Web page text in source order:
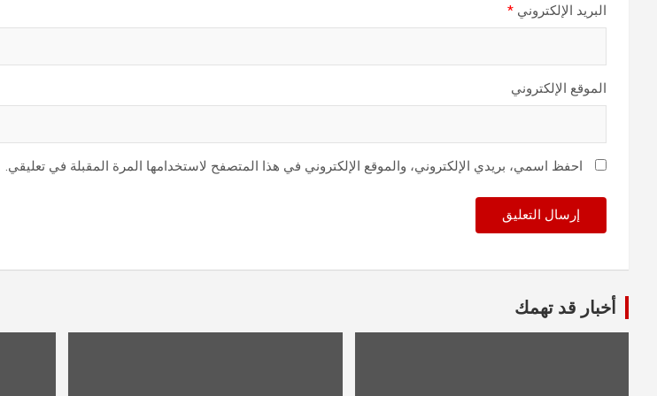
البريد الإلكتروني *
الموقع الإلكتروني
احفظ اسمي، بريدي الإلكتروني، والموقع الإلكتروني في هذا المتصفح لاستخدامها المرة المقبلة في تعليقي.
أخبار قد تهمك